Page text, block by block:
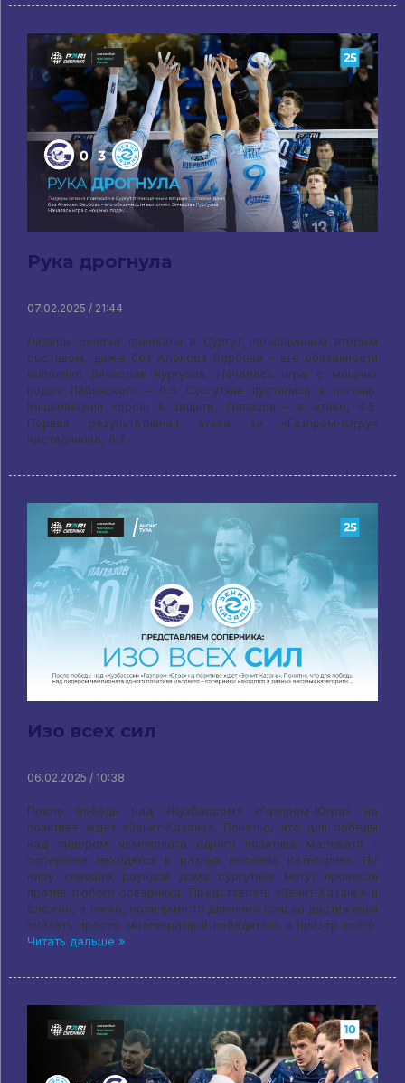
Рука дрогнула
07.02.2025 / 21:44
Лидеры сезона приехали в Сургут полноценным вторым
составом, даже без Алексея Вербова – его обязанности
выполнял Вячеслав Кургузов. Началась игра с мощных
подач Лабинского – 0:3. Сургутяне пустились в погоню:
Вишневецкий хорош в защите, Папазов – в атаке, 4:5.
Первая результативная атака за «Газпром-Югру»
Костадинова, 6:7.
Изо всех сил
06.02.2025 / 10:38
После победы над «Кузбассом» «Газпром-Югра» на
позитиве ждет «Зенит-Казань». Понятно, что для победы
над лидером чемпионата одного позитива маловато –
соперники находятся в разных весовых категориях. Но
пару хороших раундов дома сургутяне могут провести
против любого соперника. Представлять «Зенит-Казань» и
сложно, и легко, если вместо длинного списка достижений
сказать просто: многократный победитель и призер всего.
Читать дальше »